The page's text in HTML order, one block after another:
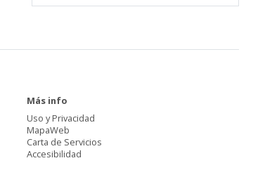
Más info
Uso y Privacidad
MapaWeb
Carta de Servicios
Accesibilidad